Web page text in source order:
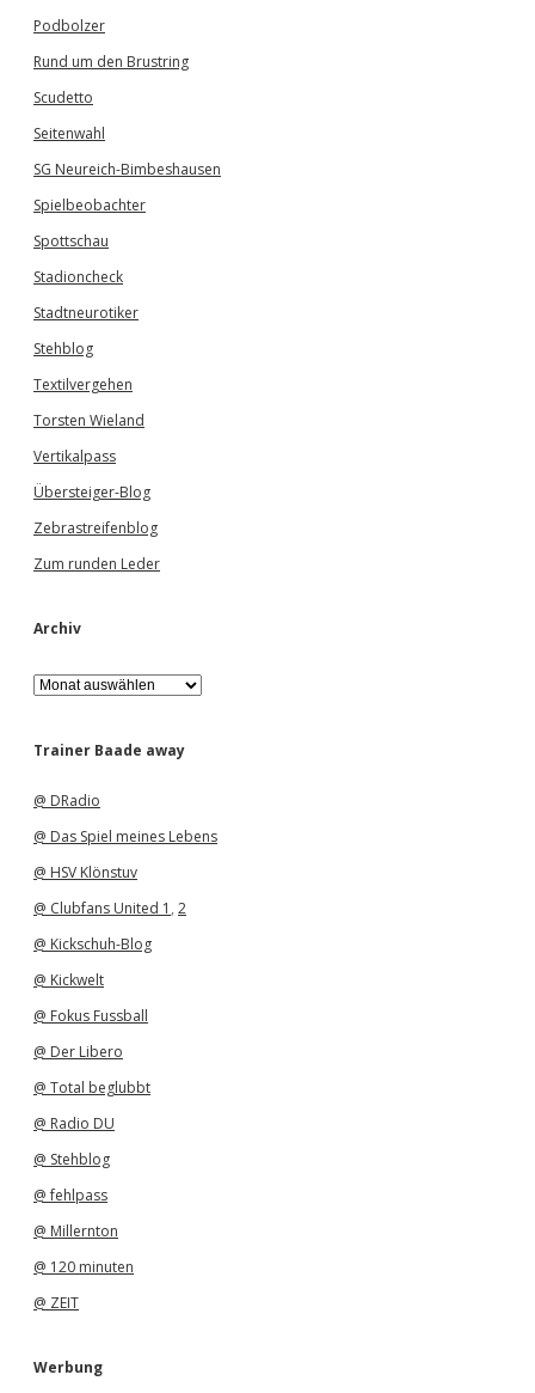
Podbolzer
Rund um den Brustring
Scudetto
Seitenwahl
SG Neureich-Bimbeshausen
Spielbeobachter
Spottschau
Stadioncheck
Stadtneurotiker
Stehblog
Textilvergehen
Torsten Wieland
Vertikalpass
Übersteiger-Blog
Zebrastreifenblog
Zum runden Leder
Archiv
A
r
h
Trainer Baade away
@ DRadio
@ Das Spiel meines Lebens
@ HSV Klönstuv
@ Clubfans United 1 , 2
@ Kickschuh-Blog
@ Kickwelt
@ Fokus Fussball
@ Der Libero
@ Total beglubbt
@ Radio DU
@ Stehblog
@ fehlpass
@ Millernton
@ 120 minuten
@ ZEIT
Werbung